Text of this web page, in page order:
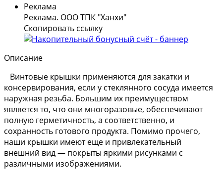
Реклама
Реклама. ООО ТПК "Ханхи"
Скопировать ссылку
Описание
Винтовые крышки применяются для закатки и
консервирования, если у стеклянного сосуда имеется
наружная резьба. Большим их преимуществом
является то, что они многоразовые, обеспечивают
полную герметичность, а соответственно, и
сохранность готового продукта. Помимо прочего,
наши крышки имеют еще и привлекательный
внешний вид — покрыты яркими рисунками с
различными изображениями.